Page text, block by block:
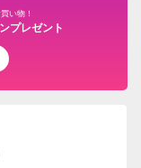
い物！
プレゼント